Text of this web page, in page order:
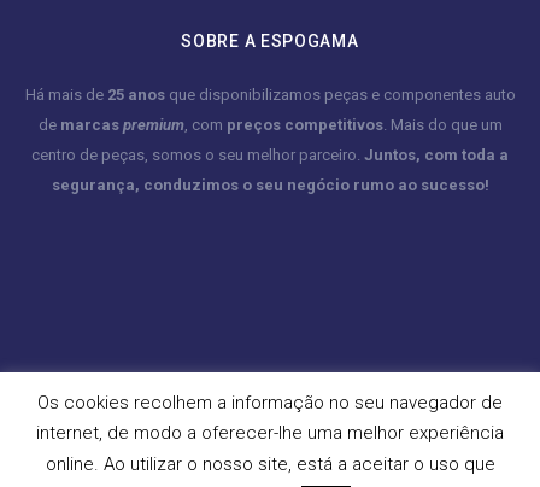
SOBRE A ESPOGAMA
Há mais de 25 anosque disponibilizamos peças e componentes auto
de marcas premium, com preços competitivos. Mais do que um
centro de peças, somos o seu melhor parceiro. Juntos, com toda a
segurança, conduzimos o seu negócio rumo ao sucesso!
Os cookies recolhem a informação no seu navegador de
internet, de modo a oferecer-lhe uma melhor experiência
online. Ao utilizar o nosso site, está a aceitar o uso que